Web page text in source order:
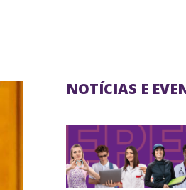
NOTÍCIAS E